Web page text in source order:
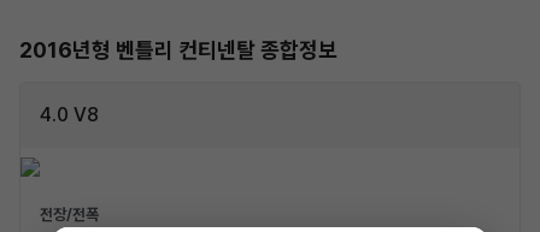
2016년형 벤틀리 컨티넨탈 종합정보
4.0 V8
전장/전폭